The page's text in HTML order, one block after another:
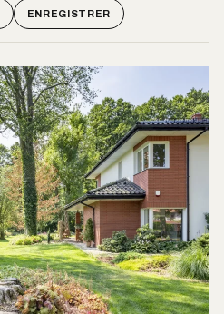
ENREGISTRER